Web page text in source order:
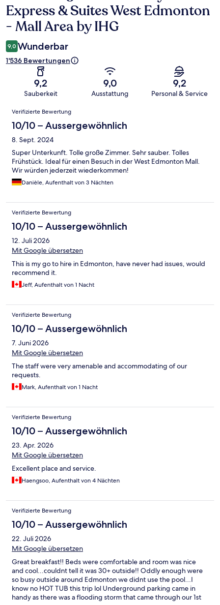
Express & Suites West Edmonton
- Mall Area by IHG
9,0 Wunderbar
1'536 Bewertungen
9,2
Sauberkeit
9,0
Ausstattung
9,2
Personal & Service
Bewertungen
Verifizierte Bewertung
10/10 – Aussergewöhnlich
8. Sept. 2024
Super Unterkunft. Tolle große Zimmer. Sehr sauber. Tolles
Frühstück. Ideal für einen Besuch in der West Edmonton Mall.
Wir würden jederzeit wiederkommen!
Danièle, Aufenthalt von 3 Nächten
Verifizierte Bewertung
10/10 – Aussergewöhnlich
12. Juli 2026
Mit Google übersetzen
This is my go to hire in Edmonton, have never had issues, would
recommend it.
Jeff, Aufenthalt von 1 Nacht
Verifizierte Bewertung
10/10 – Aussergewöhnlich
7. Juni 2026
Mit Google übersetzen
The staff were very amenable and accommodating of our
requests.
Mark, Aufenthalt von 1 Nacht
Verifizierte Bewertung
10/10 – Aussergewöhnlich
23. Apr. 2026
Mit Google übersetzen
Excellent place and service.
Haengsoo, Aufenthalt von 4 Nächten
Verifizierte Bewertung
10/10 – Aussergewöhnlich
22. Juli 2026
Mit Google übersetzen
Great breakfast!! Beds were comfortable and room was nice
and cool...couldnt tell it was 30+ outside!! Oddly enough were
so busy outside around Edmonton we didnt use the pool...I
know no HOT TUB this trip lol Underground parking came in
handy as there was a flooding storm that came through our 1st